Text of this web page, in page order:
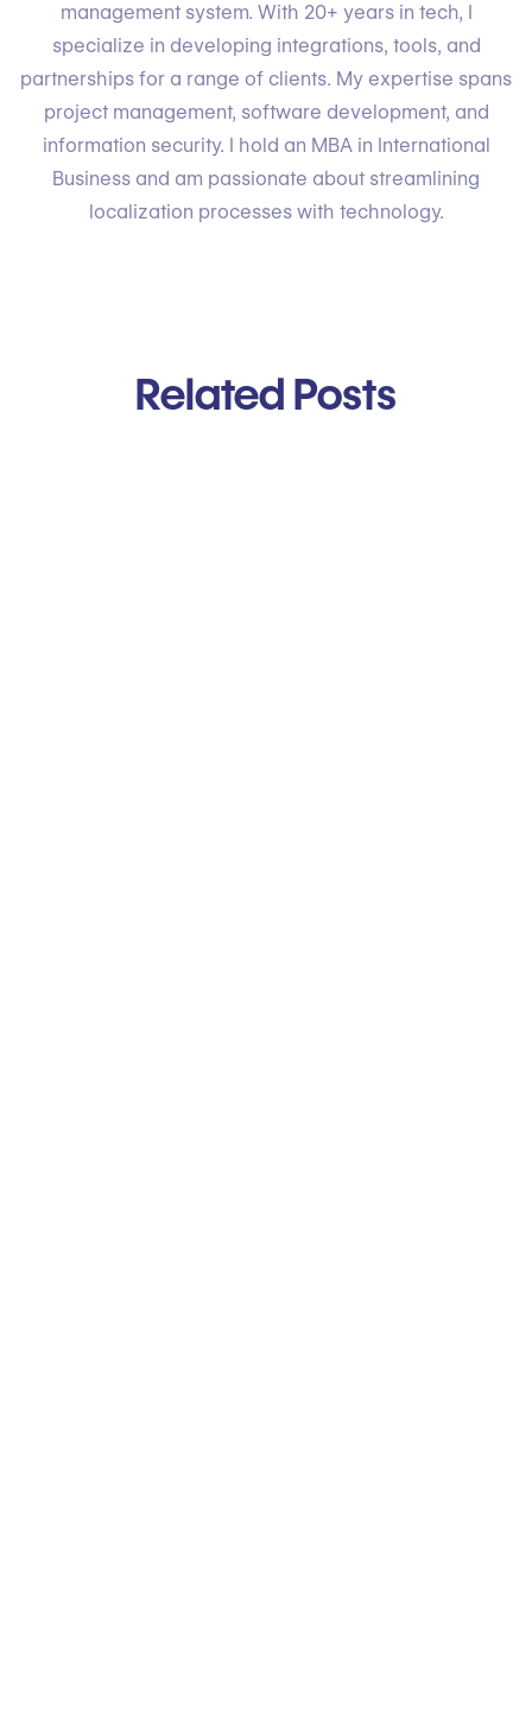
management system. With 20+ years in tech, I
specialize in developing integrations, tools, and
partnerships for a range of clients. My expertise spans
project management, software development, and
information security. I hold an MBA in International
Business and am passionate about streamlining
localization processes with technology.
Related Posts